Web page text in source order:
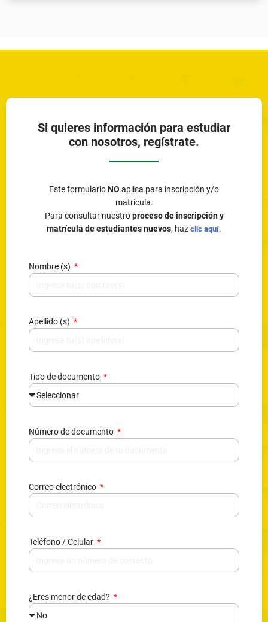
Si quieres información para estudiar
con nosotros, regístrate.
Este formularioNO aplica para inscripción y/o
matrícula.
Para consultar nuestroproceso de inscripción y
matrícula de estudiantes nuevos, haz clic aquí.
Nombre (s)
Apellido (s)
Tipo de documento
Número de documento
Correo electrónico
Teléfono / Celular
¿Eres menor de edad?